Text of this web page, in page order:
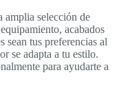
amplia selección de
acabados
sean tus preferencias al
se adapta a tu estilo.
para ayudarte a